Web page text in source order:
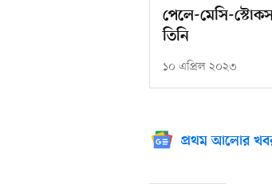
পেলে-মেসি-
তিনি
১০ এপ্রিল ২০২৩
প্রথম আলোর